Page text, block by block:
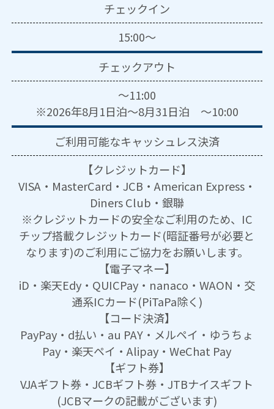
チェックイン
15:00～
チェックアウト
～11:00
※2026年8月1日泊～8月31日泊 ～10:00
ご利用可能なキャッシュレス決済
【クレジットカード】
VISA・MasterCard・JCB・American Express・
Diners Club・銀聯
※クレジットカードの安全なご利用のため、IC
チップ搭載クレジットカード(暗証番号が必要と
なります)のご利用にご協力をお願いします。
【電子マネー】
iD・楽天Edy・QUICPay・nanaco・WAON・交
通系ICカード(PiTaPa除く)
【コード決済】
PayPay・d払い・au PAY・メルペイ・ゆうちょ
Pay・楽天ペイ・Alipay・WeChat Pay
【ギフト券】
VJAギフト券・JCBギフト券・JTBナイスギフト
(JCBマークの記載がございます)